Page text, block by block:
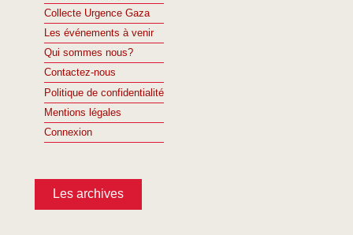
Collecte Urgence Gaza
Les événements à venir
Qui sommes nous?
Contactez-nous
Politique de confidentialité
Mentions légales
Connexion
Les archives